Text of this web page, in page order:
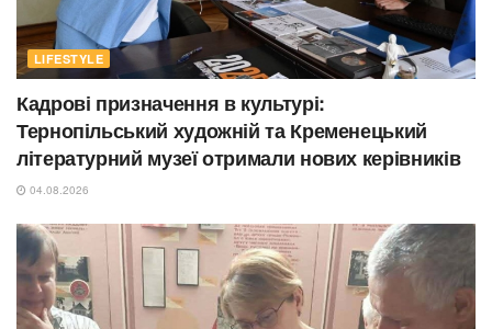
LIFESTYLE
Кадрові призначення в культурі:
Тернопільський художній та Кременецький
літературний музеї отримали нових керівників
04.08.2026